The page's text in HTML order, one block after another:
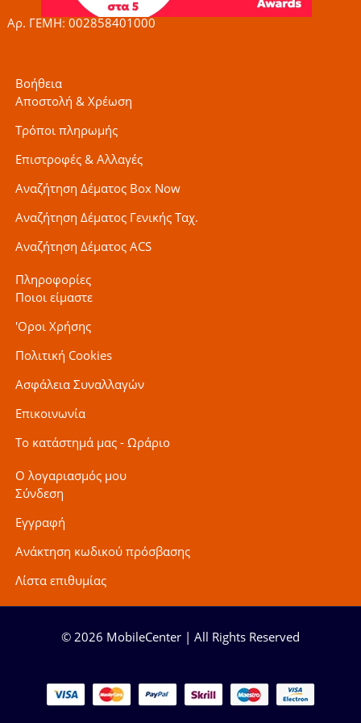
Αρ. ΓΕΜΗ: 002858401000
Βοήθεια
Αποστολή & Χρέωση
Τρόποι πληρωμής
Επιστροφές & Αλλαγές
Αναζήτηση Δέματος Box Now
Αναζήτηση Δέματος Γενικής Ταχ.
Αναζήτηση Δέματος ACS
Πληροφορίες
Ποιοι είμαστε
'Οροι Χρήσης
Πολιτική Cookies
Ασφάλεια Συναλλαγών
Επικοινωνία
Το κατάστημά μας - Ωράριο
Ο λογαριασμός μου
Σύνδεση
Εγγραφή
Ανάκτηση κωδικού πρόσβασης
Λίστα επιθυμίας
© 2026 MobileCenter | All Rights Reserved